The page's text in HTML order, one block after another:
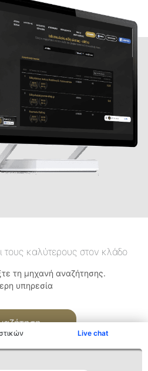
Live chat
τους καλύτερους στον κλάδο
τη μηχανή αναζήτησης.
υπηρεσία